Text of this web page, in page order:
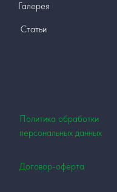
Галерея
Статьи
Политика обработки
персональных данных
Договор-оферта